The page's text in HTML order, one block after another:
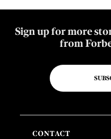
Sign up for more
from
CONTACT